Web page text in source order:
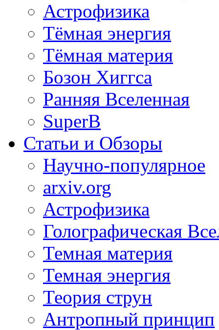
Астрофизика
Тёмная энергия
Тёмная материя
Бозон Хиггса
Ранняя Вселенная
SuperB
Статьи и Обзоры
Научно-популярное
arxiv.org
Астрофизика
Голографическая
Темная материя
Темная энергия
Теория струн
Антропный принцип